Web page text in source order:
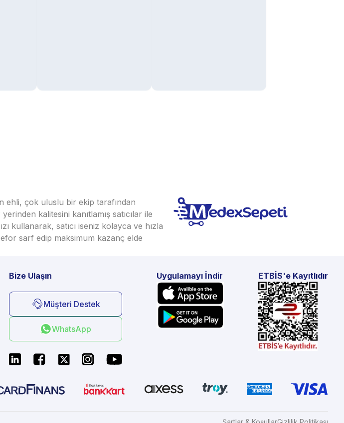
ehli, çok uluslu bir ekip tarafından
kalitesini kanıtlamış satıcılar ile
kullanarak, satıcı iseniz kolayca ve hızla
sarf edip maksimum kazanç elde
Bize Ulaşın
Müşteri Destek
WhatsApp
Uygulamayı İndir ETBİS'e Kayıtlıdır